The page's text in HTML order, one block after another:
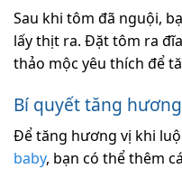
Sau khi tôm đã nguội,
lấy thịt ra. Đặt tôm ra
thảo mộc yêu thích để
Bí quyết tăng
Để tăng hương vị khi
baby, bạn có thể thêm